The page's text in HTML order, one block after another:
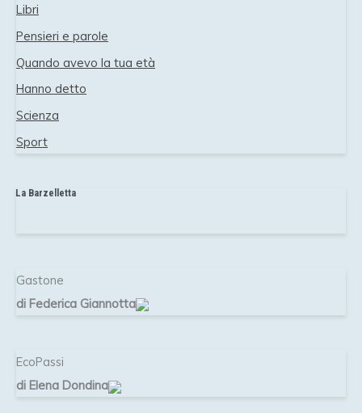
Libri
Pensieri e parole
Quando avevo la tua età
Hanno detto
Scienza
Sport
La Barzelletta
Gastone
di Federica Giannotta
EcoPassi
di Elena Dondina